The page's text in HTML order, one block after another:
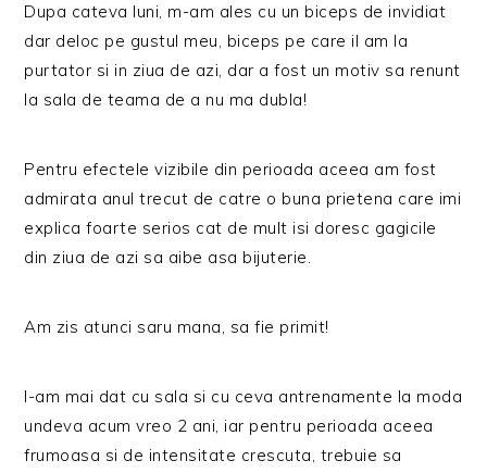
Dupa cateva luni, m-am ales cu un biceps de invidiat
dar deloc pe gustul meu, biceps pe care il am la
purtator si in ziua de azi, dar a fost un motiv sa renunt
la sala de teama de a nu ma dubla!
Pentru efectele vizibile din perioada aceea am fost
admirata anul trecut de catre o buna prietena care imi
explica foarte serios cat de mult isi doresc gagicile
din ziua de azi sa aibe asa bijuterie.
Am zis atunci saru mana, sa fie primit!
I-am mai dat cu sala si cu ceva antrenamente la moda
undeva acum vreo 2 ani, iar pentru perioada aceea
frumoasa si de intensitate crescuta, trebuie sa